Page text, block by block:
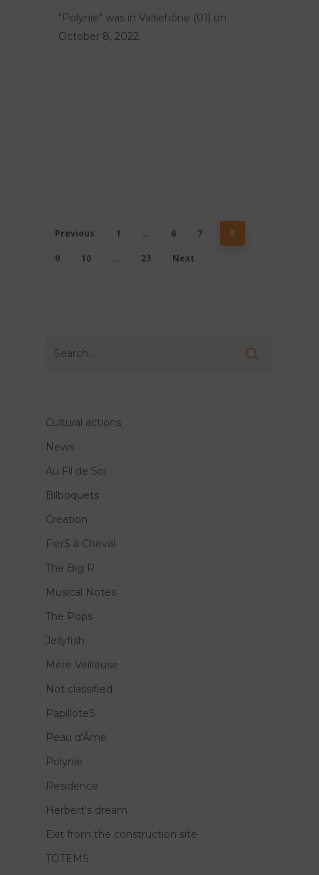
"Polynie" was in Valsehône (01) on
October 8, 2022.
Previous 1 … 6 7 8
9 10 … 23 Next
Cultural actions
News
Au Fil de Soi
Bilboquets
Creation
FierS à Cheval
The Big R
Musical Notes
The Pops
Jellyfish
Mère Veilleuse
Not classified
PapilloteS
Peau d'Âme
Polynie
Residence
Herbert's dream
Exit from the construction site
TOTEMS